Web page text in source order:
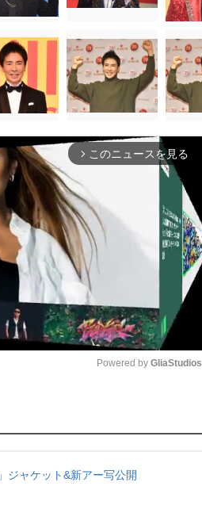
arrow_forward_ios このニュースを見る
u
Powered by GliaStudios
ジャケット&新アー写公開